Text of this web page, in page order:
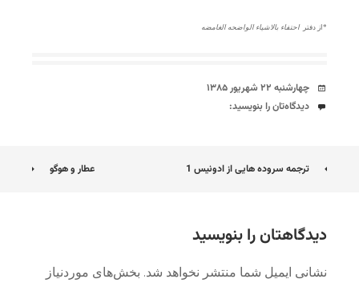
*از دفتر احتفاء بالاشیاء الواضحه الغامضه
تاریخ
چهارشنبه ۲۲ شهریور ۱۳۸۵
دیدگاه‌ها
دیدگاه‌تان را بنویسید:
ناوبری
ترجمه سروده هایی از ادونیس 1 عطار و هوگو
دیدگاهتان را بنویسید
نشانی ایمیل شما منتشر نخواهد شد. بخش‌های موردنیاز